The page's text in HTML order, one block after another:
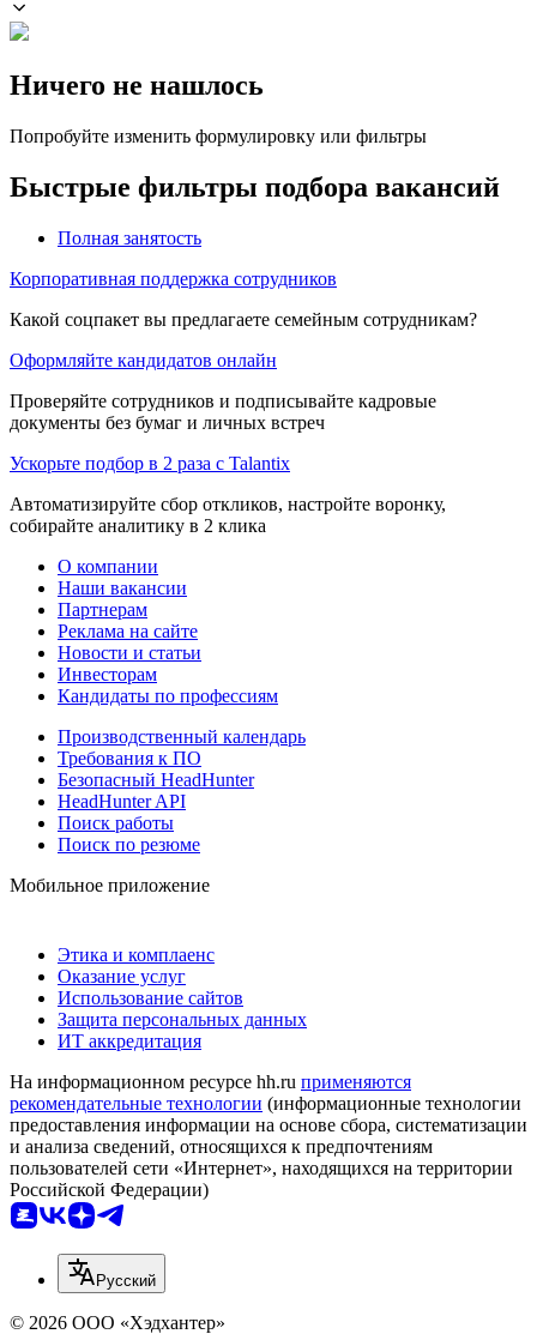
Ничего не нашлось
Попробуйте изменить формулировку или фильтры
Быстрые фильтры подбора вакансий
Полная занятость
Корпоративная поддержка сотрудников
Какой соцпакет вы предлагаете семейным сотрудникам?
Оформляйте кандидатов онлайн
Проверяйте сотрудников и подписывайте кадровые
документы без бумаг и личных встреч
Ускорьте подбор в 2 раза с Talantix
Автоматизируйте сбор откликов, настройте воронку,
собирайте аналитику в 2 клика
О компании
Наши вакансии
Партнерам
Реклама на сайте
Новости и статьи
Инвесторам
Кандидаты по профессиям
Производственный календарь
Требования к ПО
Безопасный HeadHunter
HeadHunter API
Поиск работы
Поиск по резюме
Мобильное приложение
Этика и комплаенс
Оказание услуг
Использование сайтов
Защита персональных данных
ИТ аккредитация
На информационном ресурсе hh.ru применяются
рекомендательные технологии (информационные технологии
предоставления информации на основе сбора, систематизации
и анализа сведений, относящихся к предпочтениям
пользователей сети «Интернет», находящихся на территории
Российской Федерации)
Русский
© 2026 ООО «Хэдхантер»